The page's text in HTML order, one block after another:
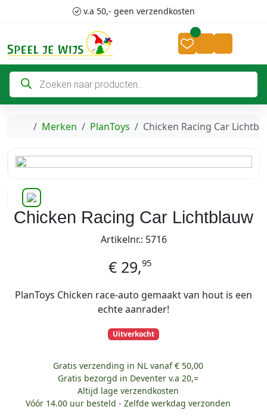
v.a 50,- geen verzendkosten
Account
Cart
P
o
d
Home
Merken PlanToys Chicken Racing Car
Chicken Racing Car Lichtblauw
Artikelnr.: 5716
€ 29,95
PlanToys Chicken race-auto gemaakt van hout is een
echte aanrader!
Uitverkocht
Gratis verzending in NL vanaf € 50,00
Gratis bezorgd in Deventer v.a 20,=
Altijd lage verzendkosten
Vóór 14.00 uur besteld - Zelfde werkdag verzonden